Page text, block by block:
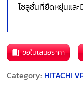
โซลูชั่นที่ยืดหยุ่นแล
ขอใบเสนอราคา
Category: HITACHI